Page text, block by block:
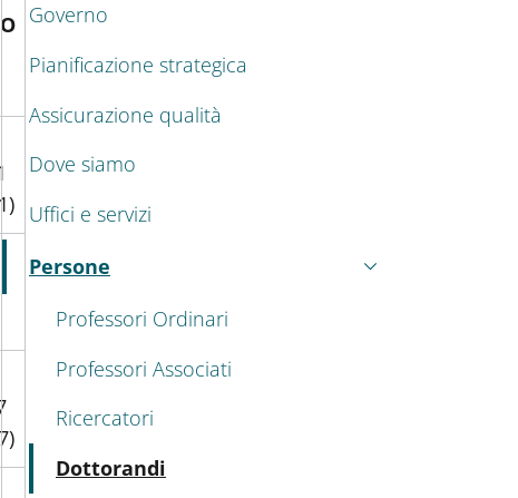
Governo
Pianificazione strategica
Assicurazione qualità
Dove siamo
Uffici e servizi
Persone
Attivo
Professori Ordinari
Professori Associati
Ricercatori
Dottorandi